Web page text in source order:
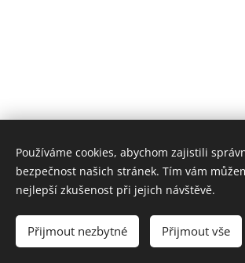
2026 © Jaroslav Irovský, spisovatel
,
Vytvořeno službou
Používáme cookies, abychom zajistili
bezpečnost našich stránek. Tím vám
nejlepší zkušenost při jejich návštěvě.
Přijmout nezbytné Přijmout vše